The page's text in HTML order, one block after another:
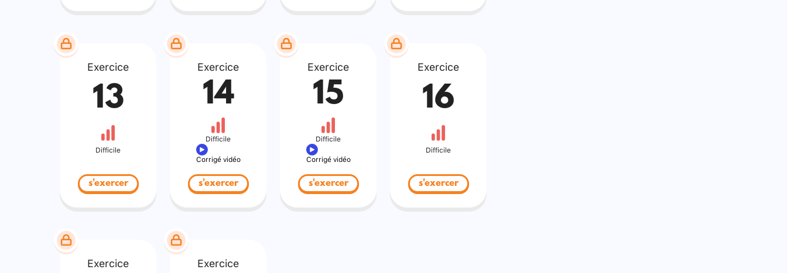
Exercice
13
Difficile
s'exercer
Exercice
14
Difficile
Corrigé vidéo
s'exercer
Exercice
15
Difficile
Corrigé vidéo
s'exercer
Exercice
16
Difficile
s'exercer
Exercice Exercice